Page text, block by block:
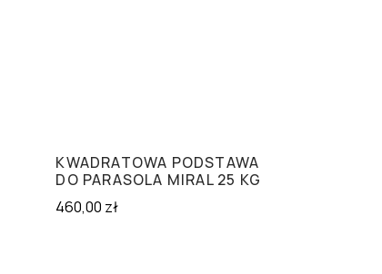
KWADRATOWA PODSTAWA
DO PARASOLA MIRAL 25 KG
460,00 zł